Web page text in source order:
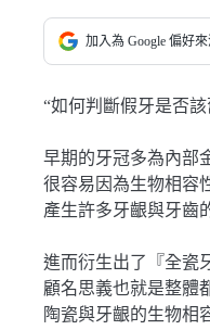
加入為 Google 偏好
“如何判斷假牙是否該
早期的牙冠多為內部
很容易因為生物相容
產生許多牙齦與牙齒
進而衍生出了『全瓷
顧名思義也就是整體
陶瓷與牙齦的生物相